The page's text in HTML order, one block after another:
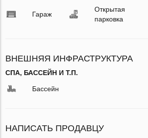
Гараж
Открытая
парковка
ВНЕШНЯЯ ИНФРАСТРУКТУРА
СПА, БАССЕЙН И Т.П.
Бассейн
НАПИСАТЬ ПРОДАВЦУ